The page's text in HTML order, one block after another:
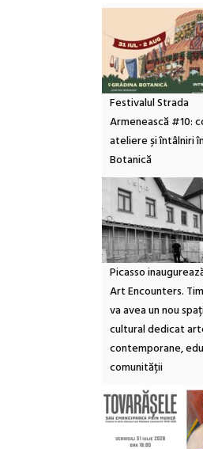
Festivalul Strada
Armenească #10:
ateliere și întâlniri
Botanică
Picasso
Art Encounters.
va avea un nou
cultural dedicat
contemporane,
comunității